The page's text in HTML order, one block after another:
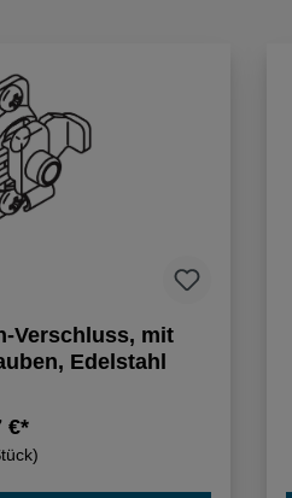
Verschluss, mit
Edelstahl
€*